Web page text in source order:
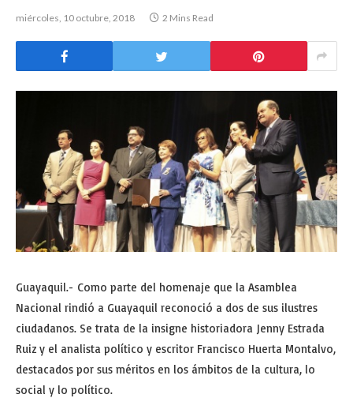
miércoles, 10 octubre, 2018 2 Mins Read
Guayaquil.- Como parte del homenaje que la Asamblea
Nacional rindió a Guayaquil reconoció a dos de sus ilustres
ciudadanos. Se trata de la insigne historiadora Jenny Estrada
Ruiz y el analista político y escritor Francisco Huerta Montalvo,
destacados por sus méritos en los ámbitos de la cultura, lo
social y lo político.